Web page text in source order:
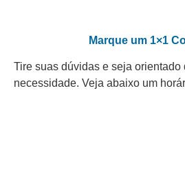
Marque um 1×1
Tire suas dúvidas e seja orientado
necessidade. Veja abaixo um